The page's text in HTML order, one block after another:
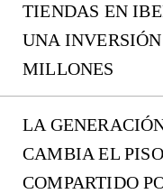
TIENDAS EN
UNA
MILLONES
LA
CAMBIA EL PISO
COMPARTIDO